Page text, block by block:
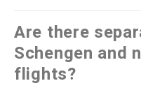
Are there
Schengen and
flights?